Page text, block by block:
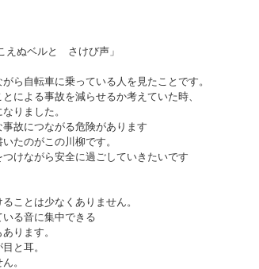
ぬベルと さけび声」
ら自転車に乗っている人を見たことです。
による事故を減らせるか考えていた時、
りました。
故につながる危険があります
たのがこの川柳です。
けながら安全に過ごしていきたいです
ことは少なくありません。
る音に集中できる
ります。
と耳。
。